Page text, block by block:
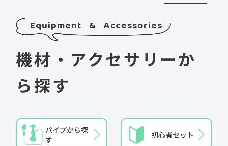
Equipment & Accessories
機材・アクセサリーか
ら探す
パイプから探
す
初心者セット